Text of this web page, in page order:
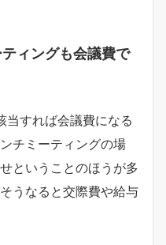
ィングも会議費で
当すれば会議費になる
チミーティングの場
ということのほうが多
うなると交際費や給与